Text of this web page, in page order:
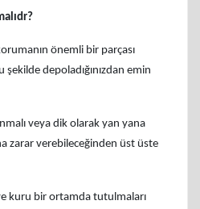
önemli bir parçası
depoladığınızdan emin
veya dik olarak yan yana
zarar verebileceğinden üst üste
kuru bir ortamda tutulmaları